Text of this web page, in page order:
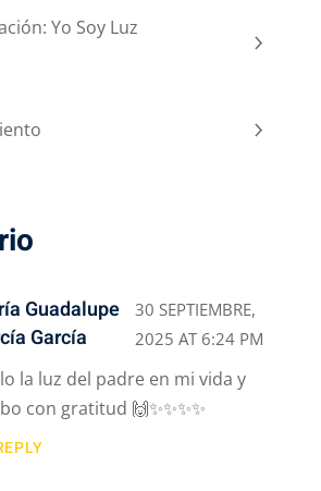
Yo Soy Luz
Guadalupe
García
30 SEPTIEMBRE,
2025 AT 6:24 PM
la luz del padre en mi vida y
con gratitud 🙌✨✨✨✨